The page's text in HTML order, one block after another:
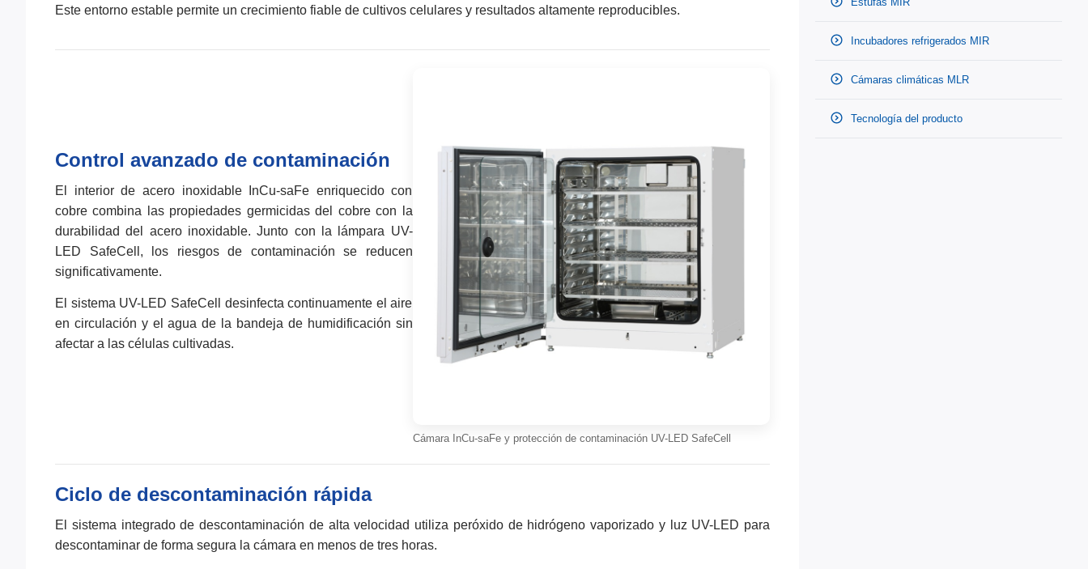
Este entorno estable permite un crecimiento fiable de cultivos celulares y resultados altamente reproducibles.
Control avanzado de contaminación
El interior de acero inoxidable InCu-saFe enriquecido con
cobre combina las propiedades germicidas del cobre con la
durabilidad del acero inoxidable. Junto con la lámpara UV-
LED SafeCell, los riesgos de contaminación se reducen
significativamente.
El sistema UV-LED SafeCell desinfecta continuamente el aire
en circulación y el agua de la bandeja de humidificación sin
afectar a las células cultivadas.
Cámara InCu-saFe y protección de contaminación UV-LED SafeCell
Ciclo de descontaminación rápida
El sistema integrado de descontaminación de alta velocidad utiliza peróxido de hidrógeno vaporizado y luz UV-LED para
descontaminar de forma segura la cámara en menos de tres horas.
Incubadores refrigerados MIR
Cámaras climáticas MLR
Tecnología del producto